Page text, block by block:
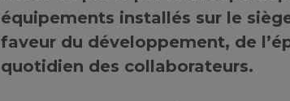
équipements installés sur le
faveur du développement, de
quotidien des collaborateurs.